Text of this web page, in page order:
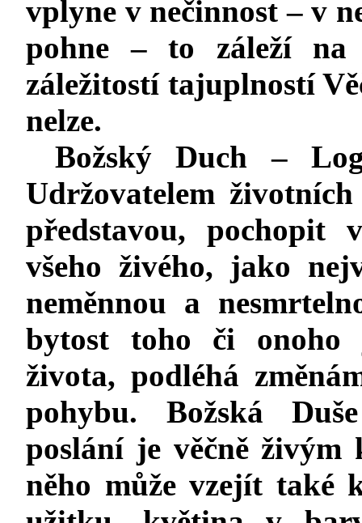
vplyne v nečinnost – v
pohne – to záleží na
záležitostí tajuplností
nelze.
Božský Duch –
Udržovatelem
představou, pochopit
všeho živého, jako
neměnnou a
bytost toho či onoho
života, podléhá
pohybu. Božská
poslání je věčně živým
něho může vzejít také